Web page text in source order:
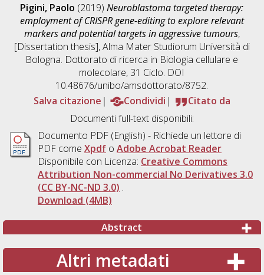
Pigini, Paolo (2019)Neuroblastoma targeted therapy:
employment of CRISPR gene-editing to explore relevant
markers and potential targets in aggressive tumours,
[Dissertation thesis], Alma Mater Studiorum Università di
Bologna. Dottorato di ricerca in Biologia cellulare e
molecolare, 31 Ciclo. DOI
10.48676/unibo/amsdottorato/8752.
Salva citazione
Condividi
Citato da
Documenti full-text disponibili:
Documento PDF(English) - Richiede un lettore di
PDF come Xpdfo Adobe Acrobat Reader
Disponibile con Licenza: Creative Commons
Attribution Non-commercial No Derivatives 3.0
(CC BY-NC-ND 3.0) .
Download (4MB)
Abstract
Altri metadati